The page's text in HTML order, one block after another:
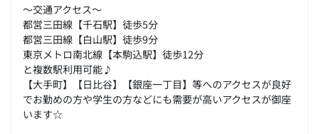
～交通アクセス～
都営三田線【千石駅】徒歩5分
都営三田線【白山駅】徒歩9分
東京メトロ南北線【本駒込駅】徒歩12分
と複数駅利用可能♪
【大手町】【日比谷】【銀座一丁目】等へのアクセスが良好
でお勤めの方や学生の方などにも需要が高いアクセスが御座
います☆